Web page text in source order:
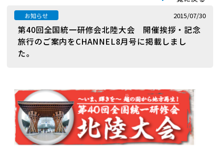
2015/07/30
お知らせ
第40回全国統一研修会北陸大会 開催挨拶・記念
旅行のご案内をCHANNEL8月号に掲載しまし
た。